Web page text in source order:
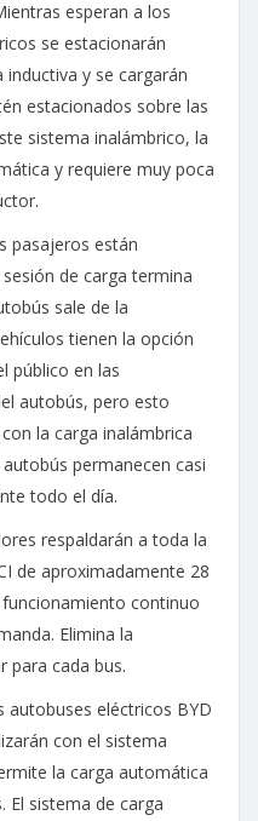
esperan a los
se estacionarán
y se cargarán
estacionados sobre las
sistema inalámbrico, la
y requiere muy poca
pasajeros están
de carga termina
sale de la
tienen la opción
público en las
autobús, pero esto
la carga inalámbrica
permanecen casi
todo el día.
respaldarán a toda la
de aproximadamente 28
continuo
Elimina la
para cada bus.
eléctricos BYD
con el sistema
la carga automática
El sistema de carga